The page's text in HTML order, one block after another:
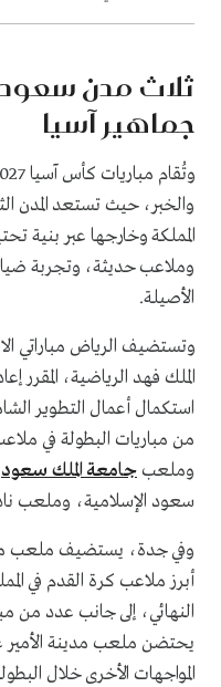
ثلاث مدن
جماهير آسيا
والخبر، حيث تستعد المدن
المملكة وخارجها عبر بنية
وملاعب حديثة، وتجربة
الأصيلة.
وتستضيف الرياض مباراتي
استكمال أعمال التطوير
من مباريات البطولة في
وملعب جامعة الملك سعود
سعود الإسلامية، وملعب
وفي جدة، يستضيف ملعب
أبرز ملاعب كرة القدم في
النهائي، إلى جانب عدد من
يحتضن ملعب مدينة الأمير
المواجهات الأخرى خلال